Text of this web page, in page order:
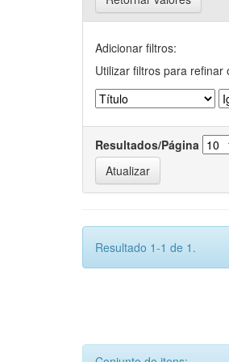
Adicionar filtros:
Utilizar filtros para refinar
Resultados/Página
Resultado 1-1 de 1.